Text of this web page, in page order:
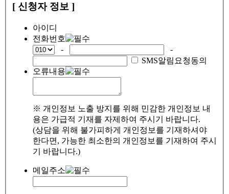
[ 신청자 정보 ]
아이디
전화번호
-
-
SMS알림요청동의
오류내용
※ 개인정보 노출 방지를 위해 민감한 개인정보 내
용은 가급적 기재를 자제하여 주시기 바랍니다.
(상담을 위해 불가피하게 개인정보를 기재하셔야
한다면, 가능한 최소한의 개인정보를 기재하여 주시
기 바랍니다.)
메일주소